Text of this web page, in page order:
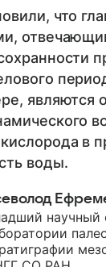
что
являются
в
воды.
научный